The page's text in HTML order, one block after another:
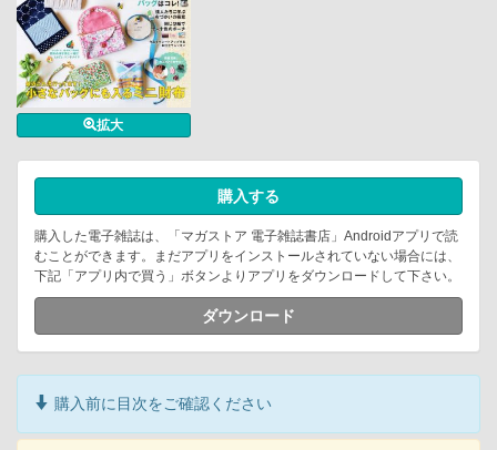
拡大
購入する
購入した電子雑誌は、「マガストア 電子雑誌書店」Androidアプリで読
むことができます。まだアプリをインストールされていない場合には、
下記「アプリ内で買う」ボタンよりアプリをダウンロードして下さい。
ダウンロード
購入前に目次をご確認ください